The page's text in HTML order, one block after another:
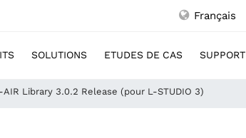
Français
SOLUTIONS ETUDES DE CAS SUPPORT
AIR Library 3.0.2 Release (pour L-STUDIO 3)